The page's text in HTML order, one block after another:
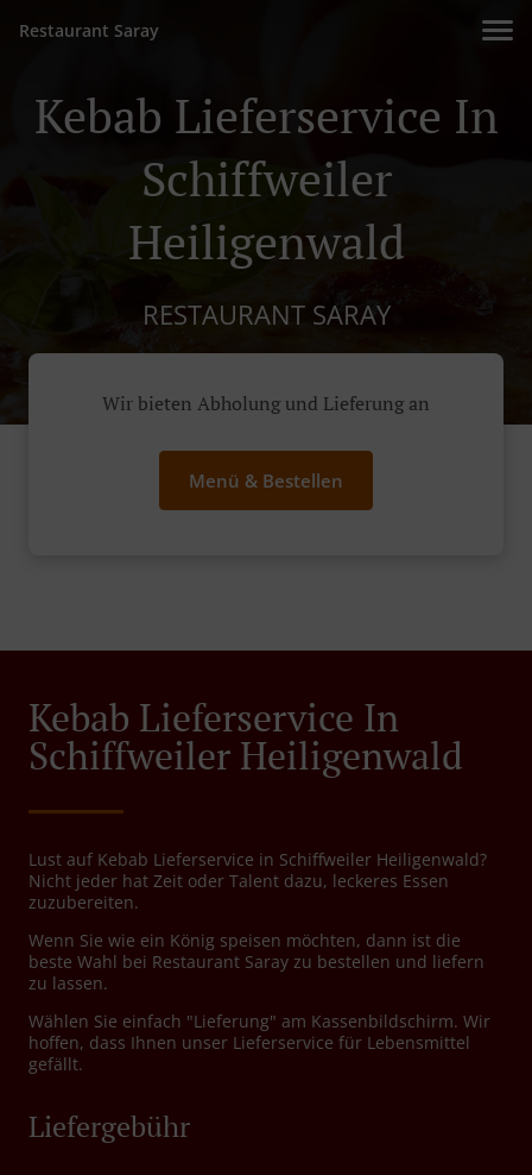
Restaurant Saray
Kebab Lieferservice In
Schiffweiler
Heiligenwald
RESTAURANT SARAY
Wir bieten Abholung und Lieferung an
Menü & Bestellen
Kebab Lieferservice In
Schiffweiler Heiligenwald
Lust auf Kebab Lieferservice in Schiffweiler Heiligenwald?
Nicht jeder hat Zeit oder Talent dazu, leckeres Essen
zuzubereiten.
Wenn Sie wie ein König speisen möchten, dann ist die
beste Wahl bei Restaurant Saray zu bestellen und liefern
zu lassen.
Wählen Sie einfach "Lieferung" am Kassenbildschirm. Wir
hoffen, dass Ihnen unser Lieferservice für Lebensmittel
gefällt.
Liefergebühr